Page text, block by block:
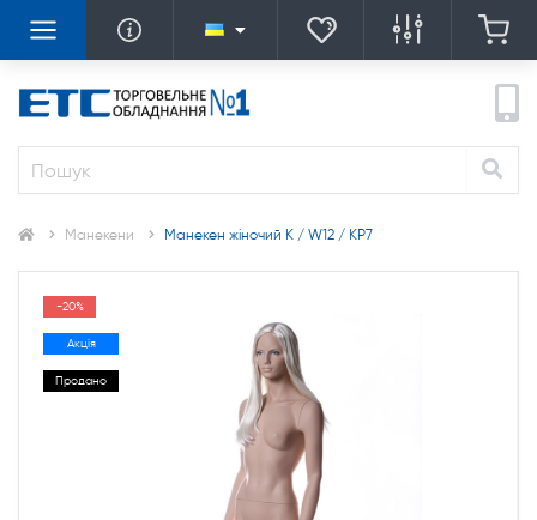
Манекени Манекен жіночий K / W12 / KP7
-20%
Акція
Продано